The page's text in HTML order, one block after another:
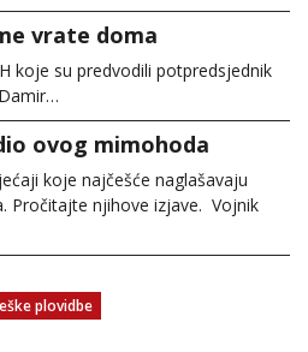
vrate doma
koje su predvodili potpredsjednik
ovog mimohoda
koje najčešće naglašavaju
Pročitajte njihove izjave. Vojnik
plovidbe